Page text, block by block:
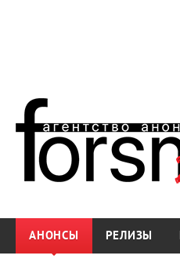
АНОНСЫ РЕЛИЗЫ